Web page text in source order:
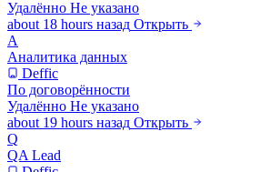
Удалённо Не указано
about 18 hours назад Открыть
А
Аналитика данных
Deffic
По договорённости
Удалённо Не указано
about 19 hours назад Открыть
Q
QA Lead